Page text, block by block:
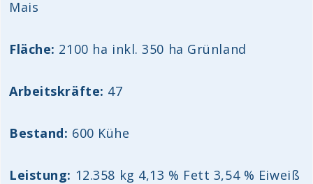
Mais
Fläche: 2100 ha inkl. 350 ha Grünland
Arbeitskräfte: 47
Bestand: 600 Kühe
Leistung: 12.358 kg 4,13 % Fett 3,54 % Eiweiß